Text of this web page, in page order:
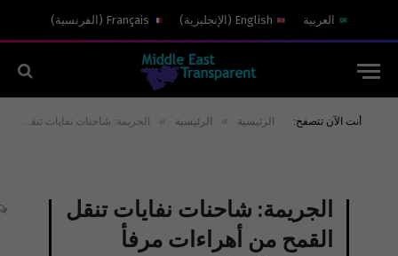
العربية English
( الإنجليزية)
Français
( الفرنسية)
أنت الآن تتصفح: الرئيسية » الرئيسية » الجريمة: شاحنات نفايات تنقل القمح من أهراءات مرفأ بيروت للمطاحن
الجريمة: شاحنات نفايات تنقل
القمح من أهراءات مرفأ